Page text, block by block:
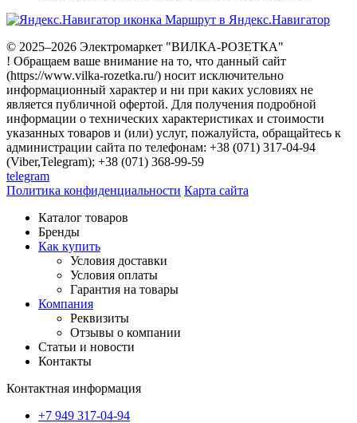
Маршрут в Яндекс.Навигатор
© 2025–2026 Электромаркет "ВИЛКА-РОЗЕТКА"
! Обращаем ваше внимание на то, что данный сайт
(https://www.vilka-rozetka.ru/) носит исключительно
информационный характер и ни при каких условиях не
является публичной офертой. Для получения подробной
информации о технических характеристиках и стоимости
указанных товаров и (или) услуг, пожалуйста, обращайтесь к
администрации сайта по телефонам: +38 (071) 317-04-94
(Viber,Telegram); +38 (071) 368-99-59
telegram
Политика конфиденциальности Карта сайта
Каталог товаров
Бренды
Как купить
Условия доставки
Условия оплаты
Гарантия на товары
Компания
Реквизиты
Отзывы о компании
Статьи и новости
Контакты
Контактная информация
+7 949 317-04-94